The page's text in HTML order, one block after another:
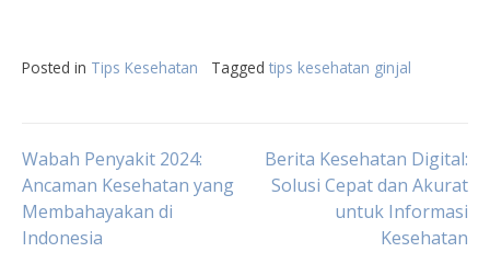
Posted in Tips Kesehatan Tagged tips kesehatan ginjal
Post
navigation
Wabah Penyakit 2024:
Ancaman Kesehatan yang
Membahayakan di
Indonesia
Berita Kesehatan Digital:
Solusi Cepat dan Akurat
untuk Informasi
Kesehatan